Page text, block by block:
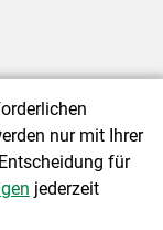
|Barrierefreiheit|
nur mit Ihrer
für
jederzeit